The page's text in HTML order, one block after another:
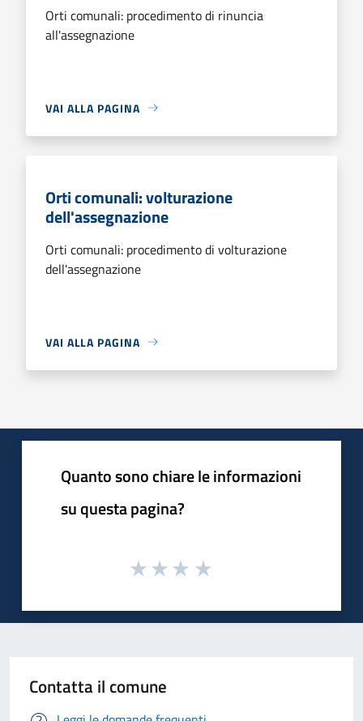
Orti comunali: procedimento di rinuncia
all'assegnazione
VAI ALLA PAGINA
Orti comunali: volturazione
dell'assegnazione
Orti comunali: procedimento di volturazione
dell'assegnazione
VAI ALLA PAGINA
Quanto sono chiare le informazioni
su questa pagina?
Contatta il comune